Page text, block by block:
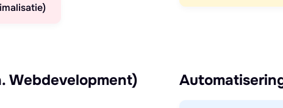
Webdevelopment)